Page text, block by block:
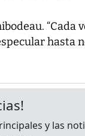
“Cada
hasta